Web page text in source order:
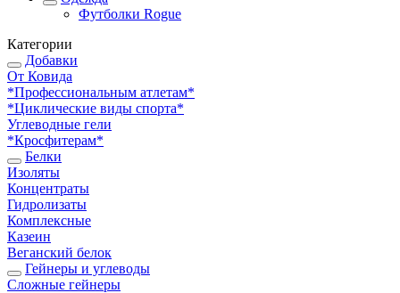
Футболки Rogue
Категории
Добавки
От Ковида
*Профессиональным атлетам*
*Циклические виды спорта*
Углеводные гели
*Кросфитерам*
Белки
Изоляты
Концентраты
Гидролизаты
Комплексные
Казеин
Веганский белок
Гейнеры и углеводы
Сложные гейнеры